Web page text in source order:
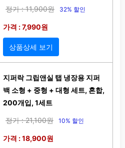
정가 : 11,900원 32% 할인
가격 : 7,990원
상품상세 보기
지퍼락 그립앤실 탭 냉장용 지퍼
백 소형 + 중형 + 대형 세트, 혼합,
200개입, 1세트
정가 : 21,100원 10% 할인
가격 : 18,900원